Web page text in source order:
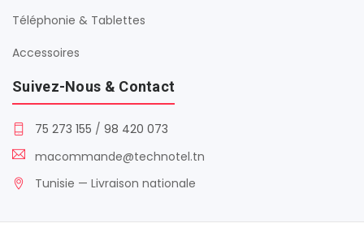
Téléphonie & Tablettes
Accessoires
Suivez-Nous & Contact
75 273 155 / 98 420 073
macommande@technotel.tn
Tunisie — Livraison nationale